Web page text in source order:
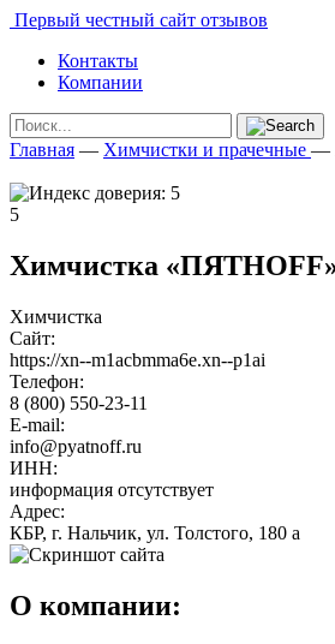
Первый честный сайт отзывов
Контакты
Компании
Главная — Химчистки и прачечные —
5
Химчистка
Химчистка
Сайт:
https://xn--m1acbmma6e.xn--p1ai
Телефон:
8 (800) 550-23-11
E-mail:
info@pyatnoff.ru
ИНН:
информация отсутствует
Адрес:
КБР, г. Нальчик, ул. Толстого, 180 а
О компании: